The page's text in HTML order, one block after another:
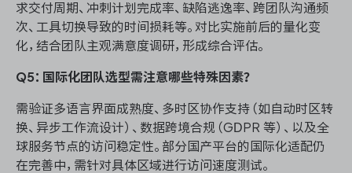
求交付周期、冲刺计划完成率、缺陷逃逸率、跨团队沟通频
次、工具切换导致的时间损耗等。对比实施前后的量化变
化，结合团队主观满意度调研，形成综合评估。
Q5：国际化团队选型需注意哪些特殊因素？
需验证多语言界面成熟度、多时区协作支持（如自动时区转
换、异步工作流设计）、数据跨境合规（GDPR 等）、以及全
球服务节点的访问稳定性。部分国产平台的国际化适配仍
在完善中，需针对具体区域进行访问速度测试。